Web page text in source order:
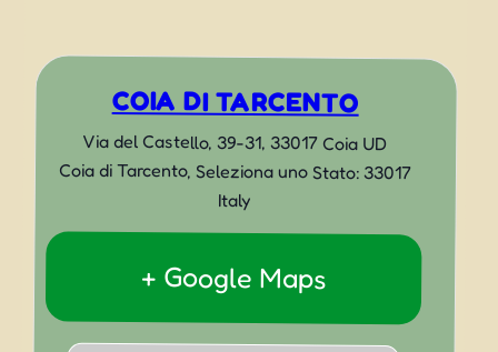
COIA DI TARCENTO
Via del Castello, 39-31, 33017 Coia UD
Coia di Tarcento, Seleziona uno Stato: 33017
Italy
+ Google Maps